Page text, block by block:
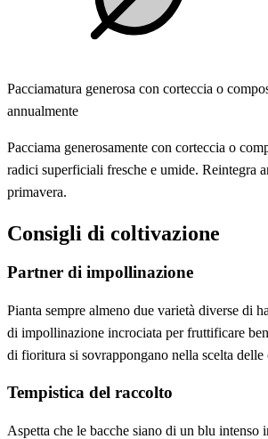
Pacciamatura generosa con corteccia o
annualmente
Pacciama generosamente con corteccia o
radici superficiali fresche e umide. Reintegra
primavera.
Consigli di coltivazione
Partner di impollinazione
Pianta sempre almeno due varietà diverse di
di impollinazione incrociata per fruttificare
di fioritura si sovrappongano nella scelta delle
Tempistica del raccolto
Aspetta che le bacche siano di un blu intenso